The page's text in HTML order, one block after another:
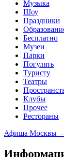
Музыка
Шоу
Праздники
Бесплатно
Музеи
Парки
Погулять
Туристу
Театры
Клубы
Прочее
Рестораны
Афиша Москвы —